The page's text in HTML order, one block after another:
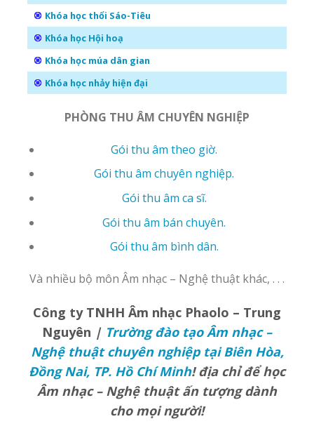
Khóa học thổi Sáo-Tiêu
Khóa học Hội hoạ
Khóa học múa dân gian
Khóa học nhảy hiện đại
PHÒNG THU ÂM CHUYÊN NGHIỆP
Gói thu âm theo giờ.
Gói thu âm chuyên nghiệp.
Gói thu âm ca sĩ.
Gói thu âm bán chuyên.
Gói thu âm bình dân.
Và nhiều bộ môn Âm nhạc – Nghệ thuật khác, . . .
Công ty TNHH Âm nhạc Phaolo – Trung
Nguyên | Trường đào tạo Âm nhạc –
Nghệ thuật chuyên nghiệp tại Biên Hòa,
Đồng Nai, TP. Hồ Chí Minh!địa chỉ để học
Âm nhạc – Nghệ thuật ấn tượng dành
cho mọi người!